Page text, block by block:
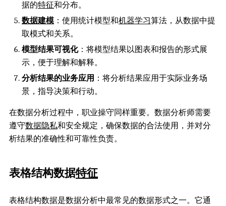
据的特征和分布。
数据建模 ：使用统计模型和机器学习算法，从数据中提
取模式和关系。
模型结果可视化：将模型结果以图表和报告的形式展
示，便于理解和解释。
分析结果的业务应用 ：将分析结果应用于实际业务场
景，指导决策和行动。
在数据分析过程中，职业操守同样重要。数据分析师需要
遵守数据隐私和安全规定，确保数据的合法使用，并对分
析结果的准确性和可靠性负责。
表格结构数据特征
表格结构数据是数据分析中最常见的数据形式之一。它通